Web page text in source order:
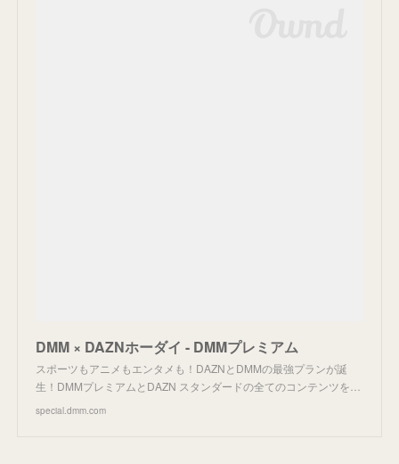
DMM × DAZNホーダイ - DMMプレミアム
スポーツもアニメもエンタメも！DAZNとDMMの最強プランが誕
生！DMMプレミアムとDAZN スタンダードの全てのコンテンツを…
special.dmm.com